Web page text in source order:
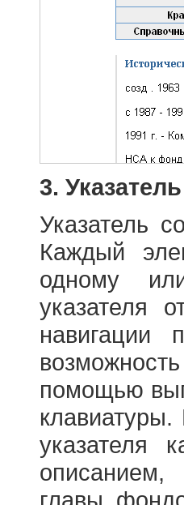
3. Указатель
Указатель
Каждый
одному
указателя
навигации
помощью
указателя
описанием,
главы,